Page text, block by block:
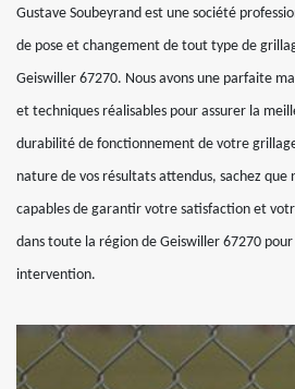
Gustave Soubeyrand est une société
de pose et changement de tout type de
Geiswiller 67270. Nous avons une parfaite
et techniques réalisables pour assurer la
durabilité de fonctionnement de votre
nature de vos résultats attendus, sachez que
capables de garantir votre satisfaction et
dans toute la région de Geiswiller 67270
intervention.